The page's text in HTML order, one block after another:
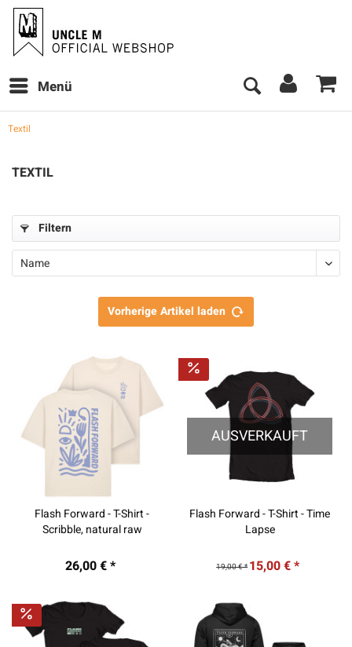
Menü
Textil
TEXTIL
Filtern
Vorherige Artikel laden
Flash Forward - T-Shirt -
Scribble, natural raw
26,00 € *
AUSVERKAUFT
Flash Forward - T-Shirt - Time
Lapse
19,00 € * 15,00 € *